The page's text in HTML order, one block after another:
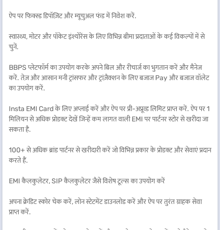
ऐप पर फिक्स्ड डिपॉज़िट और म्यूचुअल फंड में निवेश करें.
स्वास्थ्य, मोटर और पॉकेट इंश्योरेंस के लिए विभिन्न बीमा प्रदाताओं के कई विकल्पों में से
चुनें.
BBPS प्लेटफॉर्म का उपयोग करके अपने बिल और रीचार्ज का भुगतान करें और मैनेज
करें. तेज़ और आसान मनी ट्रांसफर और ट्रांज़ैक्शन के लिए बजाज Pay और बजाज वॉलेट
का उपयोग करें.
Insta EMI Card के लिए अप्लाई करें और ऐप पर प्री-अप्रूव्ड लिमिट प्राप्त करें. ऐप पर 1
मिलियन से अधिक प्रोडक्ट देखें जिन्हें कम लागत वाली EMI पर पार्टनर स्टोर से खरीदा जा
सकता है.
100+ से अधिक ब्रांड पार्टनर से खरीदारी करें जो विभिन्न प्रकार के प्रोडक्ट और सेवाएं प्रदान
करते हैं.
EMI कैलकुलेटर, SIP कैलकुलेटर जैसे विशेष टूल्स का उपयोग करें
अपना क्रेडिट स्कोर चेक करें, लोन स्टेटमेंट डाउनलोड करें और ऐप पर तुरंत ग्राहक सेवा
प्राप्त करें.